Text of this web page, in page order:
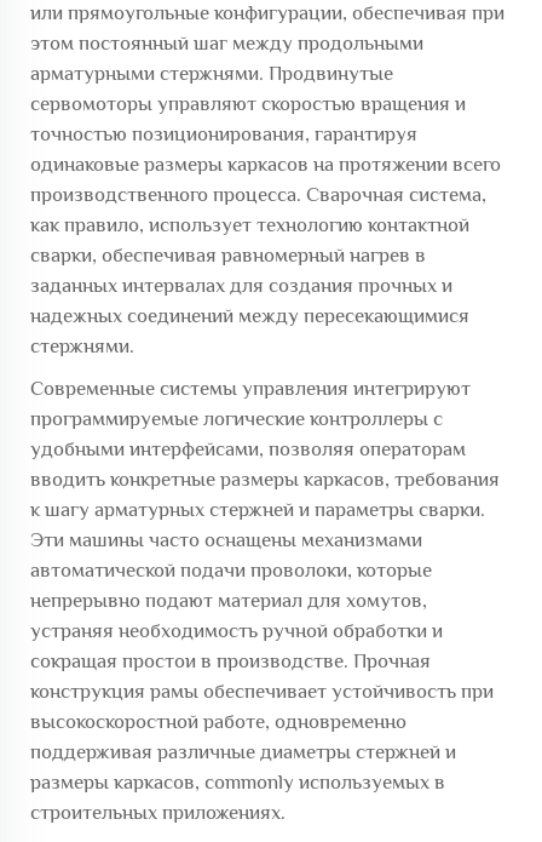
или прямоугольные конфигурации, обеспечивая при
этом постоянный шаг между продольными
арматурными стержнями. Продвинутые
сервомоторы управляют скоростью вращения и
точностью позиционирования, гарантируя
одинаковые размеры каркасов на протяжении всего
производственного процесса. Сварочная система,
как правило, использует технологию контактной
сварки, обеспечивая равномерный нагрев в
заданных интервалах для создания прочных и
надежных соединений между пересекающимися
стержнями.
Современные системы управления интегрируют
программируемые логические контроллеры с
удобными интерфейсами, позволяя операторам
вводить конкретные размеры каркасов, требования
к шагу арматурных стержней и параметры сварки.
Эти машины часто оснащены механизмами
автоматической подачи проволоки, которые
непрерывно подают материал для хомутов,
устраняя необходимость ручной обработки и
сокращая простои в производстве. Прочная
конструкция рамы обеспечивает устойчивость при
высокоскоростной работе, одновременно
поддерживая различные диаметры стержней и
размеры каркасов, commonly используемых в
строительных приложениях.